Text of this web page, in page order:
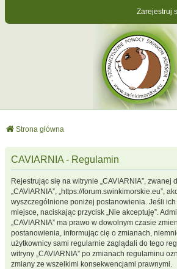
Zarejestruj
Strona główna
CAVIARNIA - Regulamin
Rejestrując się na witrynie „CAVIARNIA”, zwanej
„CAVIARNIA”, „https://forum.swinkimorskie.eu”,
wyszczególnione poniżej postanowienia. Jeśli
miejsce, naciskając przycisk „Nie akceptuję”.
„CAVIARNIA” ma prawo w dowolnym czasie
postanowienia, informując cię o zmianach,
użytkownicy sami regularnie zaglądali do tego
witryny „CAVIARNIA” po zmianach regulaminu
zmiany ze wszelkimi konsekwencjami prawnymi.